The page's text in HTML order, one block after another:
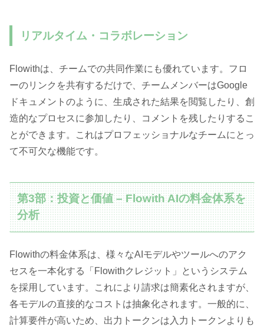
リアルタイム・コラボレーション
Flowithは、チームでの共同作業にも優れています。フロ
ーのリンクを共有するだけで、チームメンバーはGoogle
ドキュメントのように、生成された結果を閲覧したり、創
造的なプロセスに参加したり、コメントを残したりするこ
とができます。これはプロフェッショナルなチームにとっ
て不可欠な機能です。
第3部：投資と価値 – Flowith AIの料金体系を
分析
Flowithの料金体系は、様々なAIモデルやツールへのアク
セスを一本化する「Flowithクレジット」というシステム
を採用しています。これにより請求は簡素化されますが、
各モデルの直接的なコストは抽象化されます。一般的に、
計算要件が高いため、出力トークンは入力トークンよりも